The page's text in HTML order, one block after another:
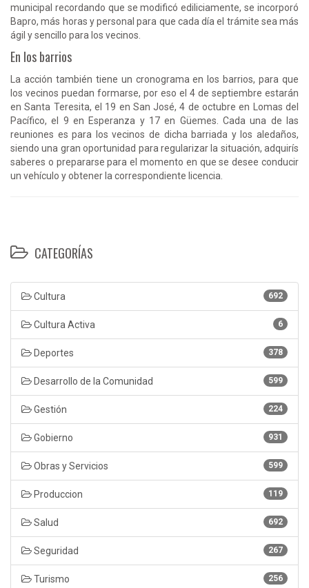
municipal recordando que se modificó ediliciamente, se incorporó
Bapro, más horas y personal para que cada día el trámite sea más
ágil y sencillo para los vecinos.
En los barrios
La acción también tiene un cronograma en los barrios, para que
los vecinos puedan formarse, por eso el 4 de septiembre estarán
en Santa Teresita, el 19 en San José, 4 de octubre en Lomas del
Pacífico, el 9 en Esperanza y 17 en Güemes. Cada una de las
reuniones es para los vecinos de dicha barriada y los aledaños,
siendo una gran oportunidad para regularizar la situación, adquirís
saberes o prepararse para el momento en que se desee conducir
un vehículo y obtener la correspondiente licencia.
CATEGORÍAS
692
Cultura
6
Cultura Activa
378
Deportes
599
Desarrollo de la Comunidad
224
Gestión
931
Gobierno
599
Obras y Servicios
119
Produccion
692
Salud
267
Seguridad
256
Turismo